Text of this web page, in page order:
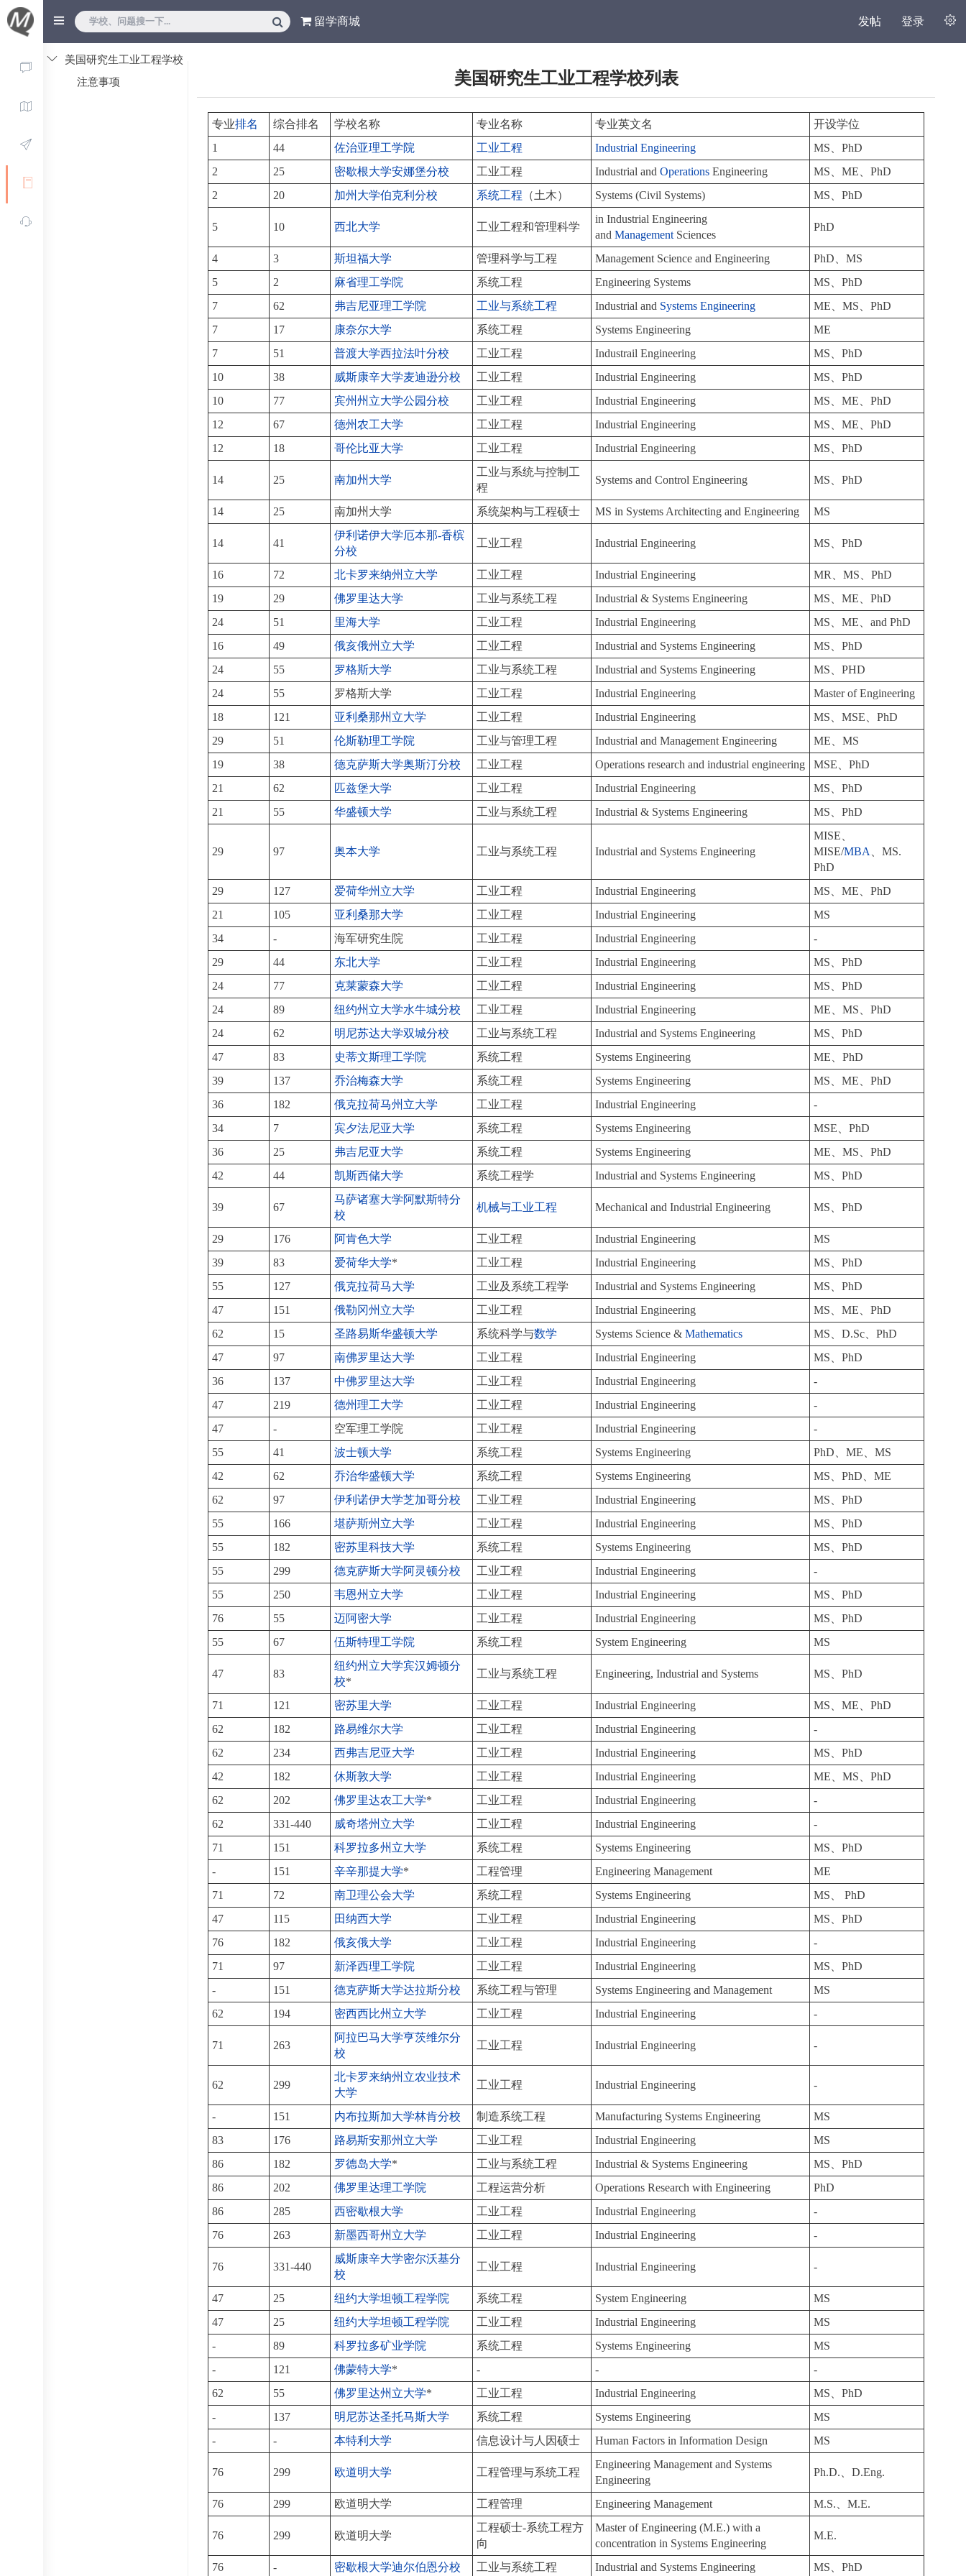
留学商城 发帖 登录
美国研究生工业工程学校
注意事项 美国研究生工业工程学校列表
专业排名 综合排名 学校名称 专业名称 专业英文名
开设学位
1
44 佐治亚理工学院 工业工程 Industrial Engineering
MS、PhD
2
25 密歇根大学安娜堡分校 工业工程 Industrial andOperations Engineering
MS、ME、PhD
2
20 加州大学伯克利分校 系统工程 （土木） Systems (Civil Systems) MS、PhD
5 10 西北大学 工业工程和管理科学
in Industrial Engineering
andManagement Sciences
PhD
4 3 斯坦福大学 管理科学与工程 Management Science and Engineering
PhD、MS
5
2 麻省理工学院 系统工程 Engineering Systems
MS、PhD
7
62 弗吉尼亚理工学院 工业与系统工程 Industrial and Systems Engineering
ME、MS、PhD
7
17 康奈尔大学 系统工程 Systems Engineering
ME
7
51 普渡大学西拉法叶分校 工业工程 Industrail Engineering
MS、PhD
10
38 威斯康辛大学麦迪逊分校 工业工程 Industrial Engineering
MS、PhD
10
77 宾州州立大学公园分校 工业工程 Industrial Engineering
MS、ME、PhD
12
67 德州农工大学 工业工程 Industrial Engineering
MS、ME、PhD
12
18 哥伦比亚大学 工业工程 Industrial Engineering MS、PhD
14 25 南加州大学
工业与系统与控制工
程
Systems and Control Engineering MS、PhD
14 25 南加州大学 系统架构与工程硕士 MS in Systems Architecting and Engineering MS
14 41
伊利诺伊大学厄本那-香槟
分校
工业工程 Industrial Engineering MS、PhD
16 72 北卡罗来纳州立大学 工业工程 Industrial Engineering
MR、MS、PhD
19
29 佛罗里达大学 工业与系统工程 Industrial & Systems Engineering
MS、ME、PhD
24
51 里海大学 工业工程 Industrial Engineering
MS、ME、and PhD
16
49 俄亥俄州立大学 工业工程 Industrial and Systems Engineering
MS、PhD
24
55 罗格斯大学 工业与系统工程 Industrial and Systems Engineering
MS、PHD
24
55 罗格斯大学 工业工程 Industrial Engineering
Master of Engineering
18
121 亚利桑那州立大学 工业工程 Industrial Engineering
MS、MSE、PhD
29
51 伦斯勒理工学院 工业与管理工程 Industrial and Management Engineering
ME、MS
19
38 德克萨斯大学奥斯汀分校 工业工程 Operations research and industrial engineering
MSE、PhD
21
62 匹兹堡大学 工业工程 Industrial Engineering
MS、PhD
21
55 华盛顿大学 工业与系统工程 Industrial & Systems Engineering MS、PhD
29 97 奥本大学 工业与系统工程 Industrial and Systems Engineering
MISE、
MISE/MBA
、MS.
PhD
29
127 爱荷华州立大学 工业工程 Industrial Engineering
MS、ME、PhD
21
105 亚利桑那大学 工业工程 Industrial Engineering
MS
34
- 海军研究生院 工业工程 Industrial Engineering
-
29
44 东北大学 工业工程 Industrial Engineering
MS、PhD
24
77 克莱蒙森大学 工业工程 Industrial Engineering
MS、PhD
24
89 纽约州立大学水牛城分校 工业工程 Industrial Engineering
ME、MS、PhD
24
62 明尼苏达大学双城分校 工业与系统工程 Industrial and Systems Engineering
MS、PhD
47
83 史蒂文斯理工学院 系统工程 Systems Engineering
ME、PhD
39
137 乔治梅森大学 系统工程 Systems Engineering
MS、ME、PhD
36
182 俄克拉荷马州立大学 工业工程 Industrial Engineering
-
34
7 宾夕法尼亚大学 系统工程 Systems Engineering
MSE、PhD
36
25 弗吉尼亚大学 系统工程 Systems Engineering
ME、MS、PhD
42
44 凯斯西储大学 系统工程学 Industrial and Systems Engineering MS、PhD
39 67
马萨诸塞大学阿默斯特分
校
机械与工业工程 Mechanical and Industrial Engineering MS、PhD
29 176 阿肯色大学 工业工程 Industrial Engineering
MS
39
83 爱荷华大学* 工业工程 Industrial Engineering
MS、PhD
55
127 俄克拉荷马大学 工业及系统工程学 Industrial and Systems Engineering
MS、PhD
47
151 俄勒冈州立大学 工业工程 Industrial Engineering
MS、ME、PhD
62
15 圣路易斯华盛顿大学 系统科学与数学 Systems Science &Mathematics
MS、D.Sc、PhD
47
97 南佛罗里达大学 工业工程 Industrial Engineering
MS、PhD
36
137 中佛罗里达大学 工业工程 Industrial Engineering
-
47
219 德州理工大学 工业工程 Industrial Engineering
-
47
- 空军理工学院 工业工程 Industrial Engineering
-
55
41 波士顿大学 系统工程 Systems Engineering
PhD、ME、MS
42
62 乔治华盛顿大学 系统工程 Systems Engineering
MS、PhD、ME
62
97 伊利诺伊大学芝加哥分校 工业工程 Industrial Engineering
MS、PhD
55
166 堪萨斯州立大学 工业工程 Industrial Engineering
MS、PhD
55
182 密苏里科技大学 系统工程 Systems Engineering
MS、PhD
55
299 德克萨斯大学阿灵顿分校 工业工程 Industrial Engineering
-
55
250 韦恩州立大学 工业工程 Industrial Engineering
MS、PhD
76
55 迈阿密大学 工业工程 Industrial Engineering
MS、PhD
55
67 伍斯特理工学院 系统工程 System Engineering MS
47 83
纽约州立大学宾汉姆顿分
校*
工业与系统工程 Engineering, Industrial and Systems MS、PhD
71 121 密苏里大学 工业工程 Industrial Engineering
MS、ME、PhD
62
182 路易维尔大学 工业工程 Industrial Engineering
-
62
234 西弗吉尼亚大学 工业工程 Industrial Engineering
MS、PhD
42
182 休斯敦大学 工业工程 Industrial Engineering
ME、MS、PhD
62
202 佛罗里达农工大学* 工业工程 Industrial Engineering
-
62
331-440 威奇塔州立大学 工业工程 Industrial Engineering
-
71
151 科罗拉多州立大学 系统工程 Systems Engineering
MS、PhD
-
151 辛辛那提大学* 工程管理 Engineering Management
ME
71
72 南卫理公会大学 系统工程 Systems Engineering
MS、 PhD
47
115 田纳西大学 工业工程 Industrial Engineering
MS、PhD
76
182 俄亥俄大学 工业工程 Industrial Engineering
-
71
97 新泽西理工学院 工业工程 Industrial Engineering
MS、PhD
-
151 德克萨斯大学达拉斯分校 系统工程与管理 Systems Engineering and Management
MS
62
194 密西西比州立大学 工业工程 Industrial Engineering -
71 263
阿拉巴马大学亨茨维尔分
校
工业工程 Industrial Engineering -
62 299
北卡罗来纳州立农业技术
大学
工业工程 Industrial Engineering -
- 151 内布拉斯加大学林肯分校 制造系统工程 Manufacturing Systems Engineering
MS
83
176 路易斯安那州立大学 工业工程 Industrial Engineering
MS
86
182 罗德岛大学* 工业与系统工程 Industrial & Systems Engineering
MS、PhD
86
202 佛罗里达理工学院 工程运营分析 Operations Research with Engineering
PhD
86
285 西密歇根大学 工业工程 Industrial Engineering
-
76
263 新墨西哥州立大学 工业工程 Industrial Engineering -
76 331-440
威斯康辛大学密尔沃基分
校
工业工程 Industrial Engineering -
47 25 纽约大学坦顿工程学院 系统工程 System Engineering
MS
47
25 纽约大学坦顿工程学院 工业工程 Industrial Engineering
MS
-
89 科罗拉多矿业学院 系统工程 Systems Engineering
MS
-
121 佛蒙特大学* - -
-
62
55 佛罗里达州立大学* 工业工程 Industrial Engineering
MS、PhD
-
137 明尼苏达圣托马斯大学 系统工程 Systems Engineering
MS
-
- 本特利大学 信息设计与人因硕士 Human Factors in Information Design MS
76 299 欧道明大学 工程管理与系统工程
Engineering Management and Systems
Engineering
Ph.D.、D.Eng.
76 299 欧道明大学 工程管理 Engineering Management M.S.、M.E.
76 299 欧道明大学
工程硕士-系统工程方
向
Master of Engineering (M.E.) with a
concentration in Systems Engineering
M.E.
76 - 密歇根大学迪尔伯恩分校 工业与系统工程 Industrial and Systems Engineering MS、PhD